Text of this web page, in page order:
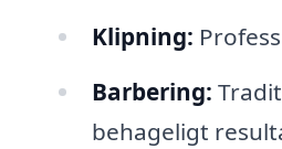
Klipning:
Barbering:
behageligt